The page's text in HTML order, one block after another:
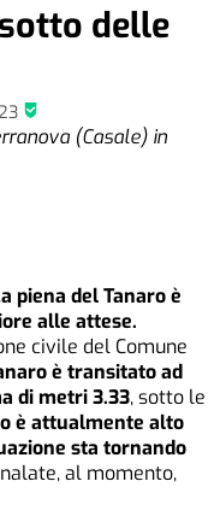
delle
(Casale) in
piena del Tanaro è
alle attese.
civile del Comune
è transitato ad
di metri 3.33, sotto le
è attualmente alto
sta tornando
al momento,